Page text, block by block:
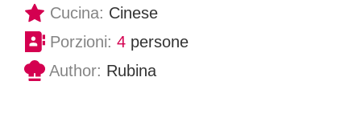
Cucina: Cinese
Porzioni: 4 persone
Author: Rubina